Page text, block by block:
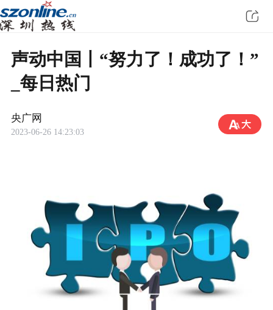
声动中国丨“努力了！成功了！”
_每日热门
央广网
2023-06-26 14:23:03